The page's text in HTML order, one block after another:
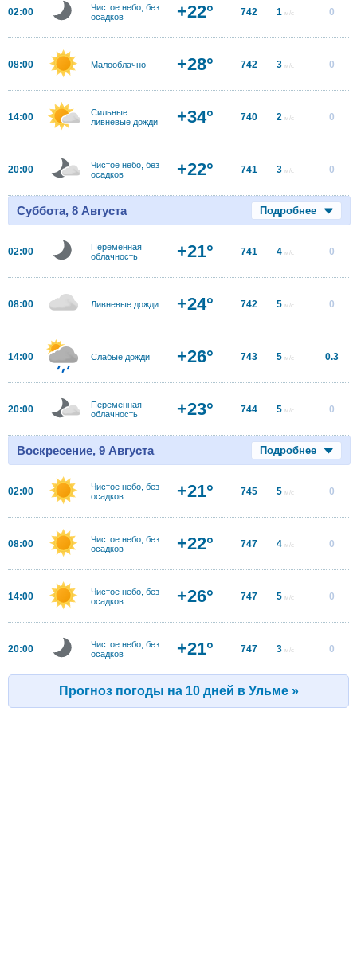
02:00
Чистое небо, без
осадков
+22° 742 1 м/с 0
08:00 Малооблачно +28° 742 3 м/с 0
14:00
Сильные
ливневые дожди
+34° 740 2 м/с 0
20:00
Чистое небо, без
осадков
+22° 741 3 м/с 0
Суббота, 8 Августа Подробнее
02:00
Переменная
облачность
+21° 741 4 м/с 0
08:00 Ливневые дожди +24° 742 5 м/с 0
14:00 Слабые дожди +26° 743 5 м/с 0.3
20:00
Переменная
облачность
+23° 744 5 м/с 0
Воскресение, 9 Августа Подробнее
02:00
Чистое небо, без
осадков
+21° 745 5 м/с 0
08:00
Чистое небо, без
осадков
+22° 747 4 м/с 0
14:00
Чистое небо, без
осадков
+26° 747 5 м/с 0
20:00
Чистое небо, без
осадков
+21° 747 3 м/с 0
Прогноз погоды на 10 дней в Ульме »